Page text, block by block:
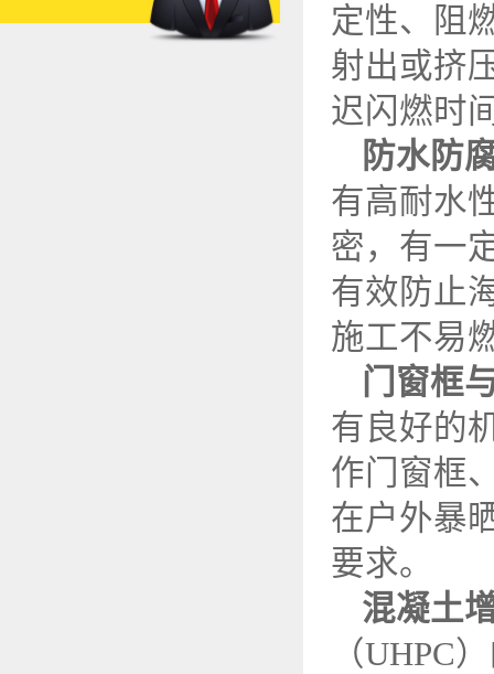
定性、阻
射出或挤
迟闪燃时
防水防
有高耐水
密，有一
有效防止
施工不易
门窗框
有良好的
作门窗框
在户外暴
要求。
混凝土
（UHPC